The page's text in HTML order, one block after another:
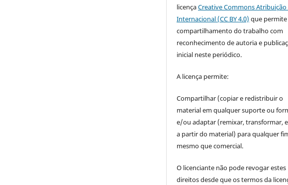
licençaCreative Commons Atribuição
Internacional (CC BY 4.0) que
compartilhamento do trabalho com
reconhecimento de autoria e
inicial neste periódico.
A licença permite:
Compartilhar (copiar e redistribuir o
material em qualquer suporte ou
e/ou adaptar (remixar, transformar,
a partir do material) para qualquer
mesmo que comercial.
O licenciante não pode revogar estes
direitos desde que os termos da